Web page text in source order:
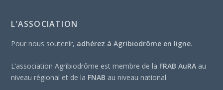
L’ASSOCIATION
Pour nous soutenir, adhérez à Agribiodrôme en ligne.
L’association Agribiodrôme est membre de la FRAB AuRA au
niveau régional et de la FNAB au niveau national.